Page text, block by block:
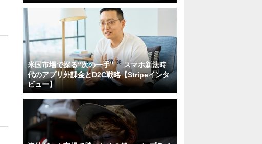
米国市場で探る“次の一手”──スマホ新法時
代のアプリ外課金とD2C戦略【Stripeインタ
ビュー】